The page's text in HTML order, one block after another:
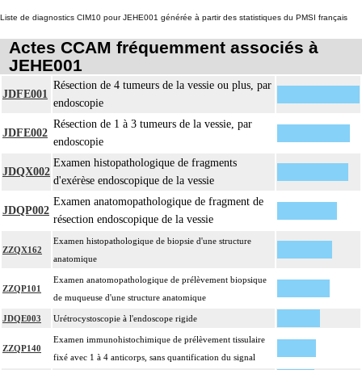
Liste de diagnostics CIM10 pour JEHE001 générée à partir des statistiques du PMSI français
Actes CCAM fréquemment associés à
JEHE001
JDFE001
Résection de 4 tumeurs de la vessie ou plus, par
endoscopie
JDFE002
Résection de 1 à 3 tumeurs de la vessie, par
endoscopie
JDQX002
Examen histopathologique de fragments
d'exérèse endoscopique de la vessie
JDQP002
Examen anatomopathologique de fragment de
résection endoscopique de la vessie
ZZQX162
Examen histopathologique de biopsie d'une structure
anatomique
ZZQP101
Examen anatomopathologique de prélèvement biopsique
de muqueuse d'une structure anatomique
JDQE003 Urétrocystoscopie à l'endoscope rigide
ZZQP140
Examen immunohistochimique de prélèvement tissulaire
fixé avec 1 à 4 anticorps, sans quantification du signal